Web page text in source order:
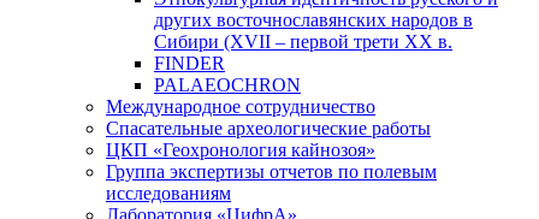
других восточнославянских народов в
Сибири (XVII – первой трети ХХ в.
FINDER
PALAEOCHRON
Международное сотрудничество
Спасательные археологические работы
ЦКП «Геохронология кайнозоя»
Группа экспертизы отчетов по полевым
исследованиям
Лаборатория «ЦифрА»